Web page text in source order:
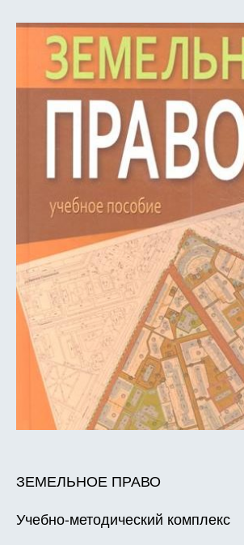
ЗЕМЕЛЬНОЕ ПРАВО
Учебно-методический комплекс